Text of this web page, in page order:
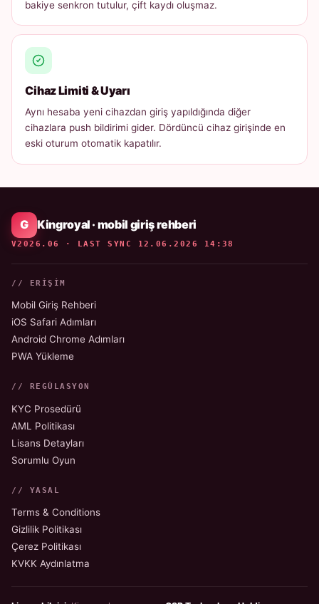
bakiye senkron tutulur, çift kaydı oluşmaz.
Cihaz Limiti & Uyarı
Aynı hesaba yeni cihazdan giriş yapıldığında diğer
cihazlara push bildirimi gider. Dördüncü cihaz girişinde en
eski oturum otomatik kapatılır.
Kingroyal · mobil giriş rehberi
V2026.06 · LAST SYNC 12.06.2026 14:38
// ERIŞIM
Mobil Giriş Rehberi
iOS Safari Adımları
Android Chrome Adımları
PWA Yükleme
// REGÜLASYON
KYC Prosedürü
AML Politikası
Lisans Detayları
Sorumlu Oyun
// YASAL
Terms & Conditions
Gizlilik Politikası
Çerez Politikası
KVKK Aydınlatma